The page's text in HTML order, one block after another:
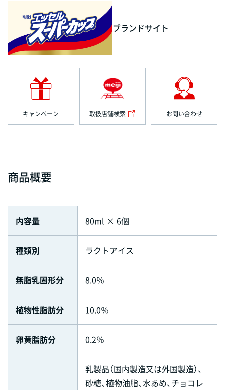
ブランドサイト
キャンペーン 取扱店舗検索 お問い合わせ
商品概要
内容量 80ml × 6個
種類別 ラクトアイス
無脂乳固形分 8.0％
植物性脂肪分 10.0％
卵黄脂肪分 0.2％
乳製品（国内製造又は外国製造）、
砂糖、植物油脂、水あめ、チョコレ